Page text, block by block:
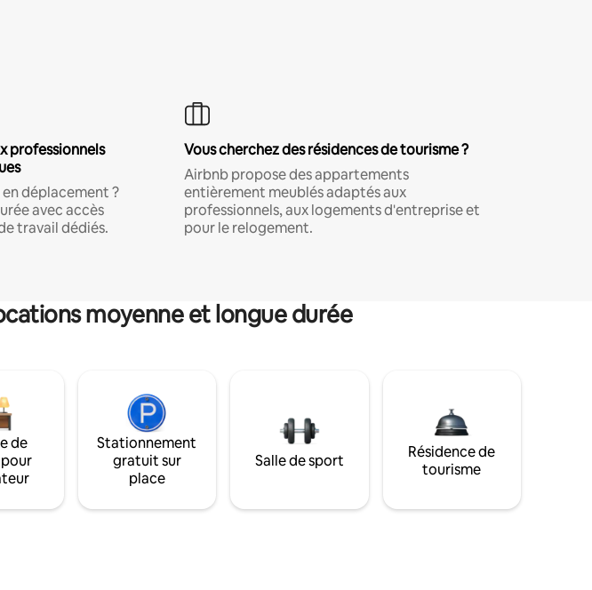
professionnels
déplacement ?
avec accès
travail dédiés.
Vous cherchez des résidences de tourisme ?
Airbnb propose des appartements
entièrement meublés adaptés aux
professionnels, aux logements d'entreprise et
pour le relogement.
moyenne et longue durée
de
Stationnement
gratuit sur
place
Salle de sport
Résidence de
tourisme